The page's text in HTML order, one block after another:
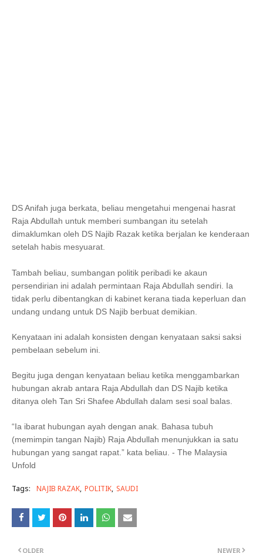
DS Anifah juga berkata, beliau mengetahui mengenai hasrat
Raja Abdullah untuk memberi sumbangan itu setelah
dimaklumkan oleh DS Najib Razak ketika berjalan ke kenderaan
setelah habis mesyuarat.
Tambah beliau, sumbangan politik peribadi ke akaun
persendirian ini adalah permintaan Raja Abdullah sendiri. Ia
tidak perlu dibentangkan di kabinet kerana tiada keperluan dan
undang undang untuk DS Najib berbuat demikian.
Kenyataan ini adalah konsisten dengan kenyataan saksi saksi
pembelaan sebelum ini.
Begitu juga dengan kenyataan beliau ketika menggambarkan
hubungan akrab antara Raja Abdullah dan DS Najib ketika
ditanya oleh Tan Sri Shafee Abdullah dalam sesi soal balas.
“Ia ibarat hubungan ayah dengan anak. Bahasa tubuh
(memimpin tangan Najib) Raja Abdullah menunjukkan ia satu
hubungan yang sangat rapat.” kata beliau. - The Malaysia
Unfold
Tags: NAJIB RAZAK POLITIK SAUDI
NEWER
OLDER